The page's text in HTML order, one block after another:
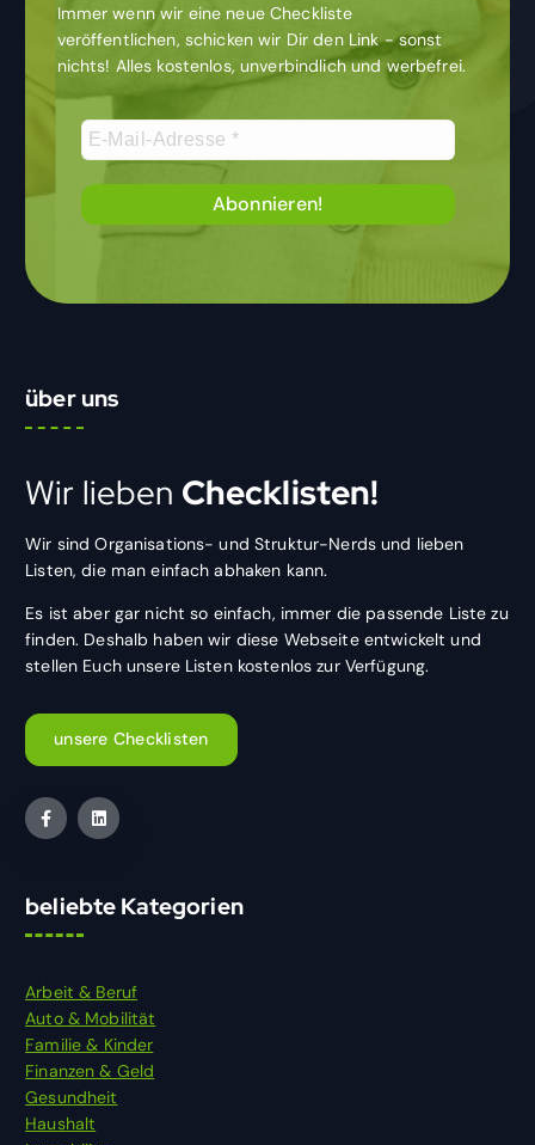
m
m
e
n
d
e
r
B
e
i
t
r
ä
g
e
Immer wenn wir eine neue Checkliste
veröffentlichen, schicken wir Dir den Link - sonst
nichts! Alles kostenlos, unverbindlich und werbefrei.
über uns
Wir lieben Checklisten!
Wir sind Organisations- und Struktur-Nerds und lieben
Listen, die man einfach abhaken kann.
Es ist aber gar nicht so einfach, immer die passende Liste zu
finden. Deshalb haben wir diese Webseite entwickelt und
stellen Euch unsere Listen kostenlos zur Verfügung.
unsere Checklisten
beliebte Kategorien
Arbeit & Beruf
Auto & Mobilität
Familie & Kinder
Finanzen & Geld
Gesundheit
Haushalt